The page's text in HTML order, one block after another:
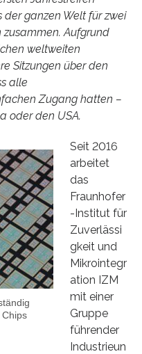
ganzen Welt für zwei
zusammen. Aufgrund
weltweiten
Sitzungen über den
alle
Zugang hatten –
oder den USA.
Seit 2016
arbeitet
das
Fraunhofer
-Institut für
Zuverlässi
gkeit und
Mikrointegr
ation IZM
mit einer
Gruppe
führender
Industrieun